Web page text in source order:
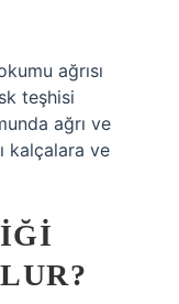
ağrısı
teşhisi
ağrı ve
kalçalara ve